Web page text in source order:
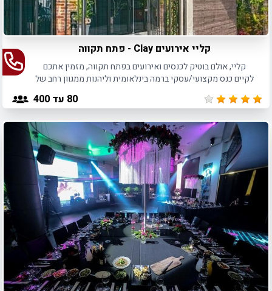
קליי אירועים Clay - פתח תקווה
קליי, אולם בוטיק לכנסים ואירועים בפתח תקווה, מזמין אתכם
לקיים כנס מקצועי/עסקי ברמה בינלאומית וליהנות ממגוון רחב של
80 עד 400